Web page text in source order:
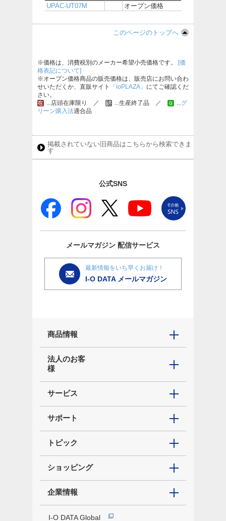
UPAC-UT07M オープン価格
このページのトップへ
※価格は、消費税別のメーカー希望小売価格です。
[価
格表記について]
※オープン価格商品の販売価格は、販売店にお問い合わ
せいただくか、直販サイト
「ioPLAZA」 にてご確認くだ
さい。
...店頭在庫限り ／
...生産終了品 ／ ...グ
リーン購入法適合品
掲載されていない旧商品はこちらから検索できま
す
公式SNS
メールマガジン 配信サービス
最新情報をいち早くお届け！
I-O DATA メールマガジン
商品情報
法人のお客
様
サービス
サポート
トピック
ショッピング
企業情報
I-O DATA Global